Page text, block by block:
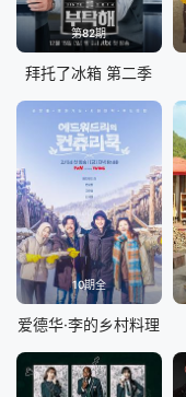
第82期
拜托了冰箱 第二季
10期全
爱德华·李的乡村料理